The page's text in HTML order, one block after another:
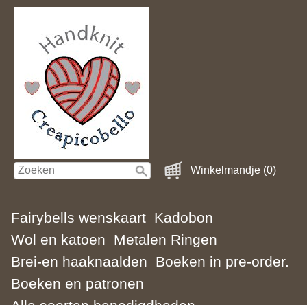
Winkelmandje (0)
Fairybells wenskaart Kadobon
Wol en katoen
Metalen Ringen
Brei-en haaknaalden
Boeken in pre-order.
Boeken en patronen